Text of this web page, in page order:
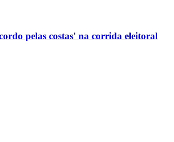
pelas costas' na corrida eleitoral